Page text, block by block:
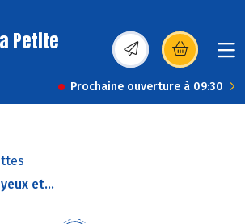
Petite
(s’ouvre dans une
Prochaine ouverture à 09:30
et...